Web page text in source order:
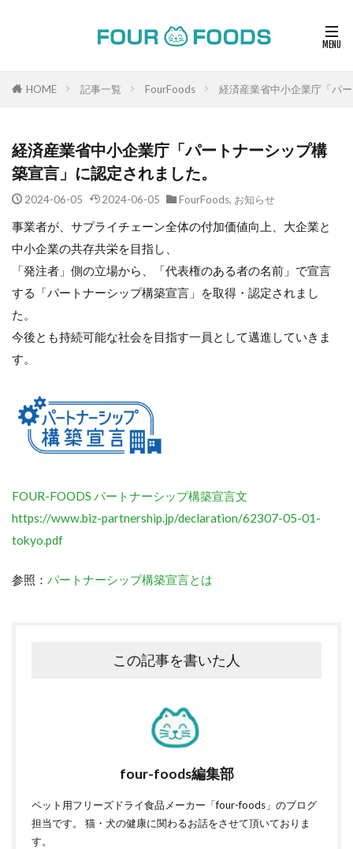
HOME 記事一覧 FourFoods 経済産業省中小企業庁「パ
経済産業省中小企業庁「パートナーシップ構
築宣言」に認定されました。
2024-06-05 2024-06-05 FourFoods, お知らせ
事業者が、サプライチェーン全体の付加価値向上、大企業と
中小企業の共存共栄を目指し、
「発注者」側の立場から、「代表権のある者の名前」で宣言
する「パートナーシップ構築宣言」を取得・認定されまし
た。
今後とも持続可能な社会を目指す一員として邁進していきま
す。
FOUR-FOODS パートナーシップ構築宣言文
https://www.biz-partnership.jp/declaration/62307-05-01-
tokyo.pdf
参照： パートナーシップ構築宣言とは
この記事を書いた人
four-foods編集部
ペット用フリーズドライ食品メーカー「four-foods」のブログ
担当です。 猫・犬の健康に関わるお話をさせて頂いておりま
す。